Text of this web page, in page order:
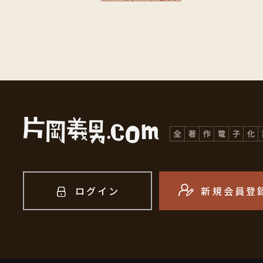
ログイン 新規会員登